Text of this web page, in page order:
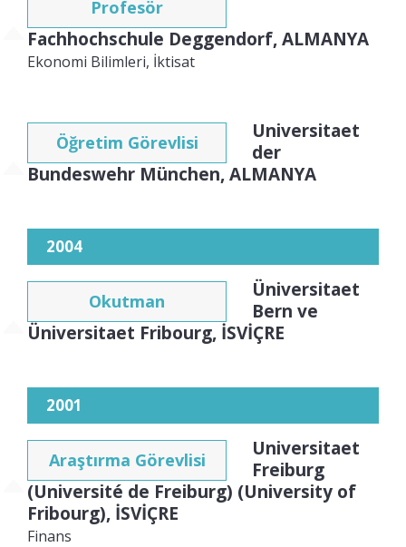
Profesör
Fachhochschule Deggendorf, ALMANYA
Ekonomi Bilimleri, İktisat
Öğretim Görevlisi
Universitaet
der
Bundeswehr München, ALMANYA
2004
Okutman
Üniversitaet
Bern ve
Üniversitaet Fribourg, İSVİÇRE
2001
Araştırma Görevlisi
Universitaet
Freiburg
(Université de Freiburg) (University of
Fribourg), İSVİÇRE
Finans